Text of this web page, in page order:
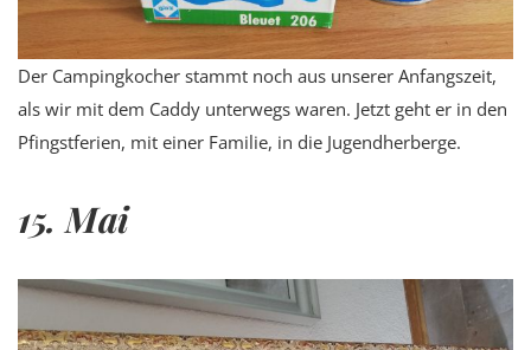
Der Campingkocher stammt noch aus unserer Anfangszeit,
als wir mit dem Caddy unterwegs waren. Jetzt geht er in den
Pfingstferien, mit einer Familie, in die Jugendherberge.
15. Mai